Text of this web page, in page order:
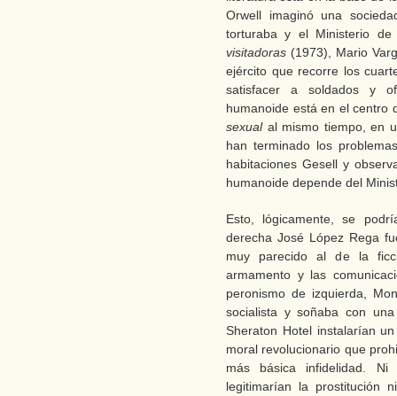
Orwell imaginó una
torturaba y el Ministerio
visitadoras (1973), Mario
ejército que recorre los
satisfacer a soldados y
humanoide está en el centro
sexualal mismo tiempo, en
han terminado los
habitaciones Gesell y
humanoide depende del
Esto, lógicamente, se
derecha José López Rega
muy parecido al de la
armamento y las
peronismo de izquierda,
socialista y soñaba con
Sheraton Hotel instalarían
moral revolucionario que
más básica infidelidad.
legitimarían la prostitución